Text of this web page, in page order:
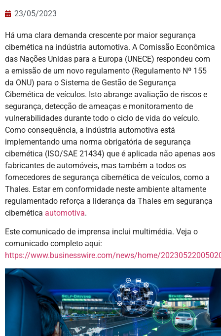
23/05/2023
Há uma clara demanda crescente por maior segurança
cibernética na indústria automotiva. A Comissão Econômica
das Nações Unidas para a Europa (UNECE) respondeu com
a emissão de um novo regulamento (Regulamento Nº 155
da ONU) para o Sistema de Gestão de Segurança
Cibernética de veículos. Isto abrange avaliação de riscos e
segurança, detecção de ameaças e monitoramento de
vulnerabilidades durante todo o ciclo de vida do veículo.
Como consequência, a indústria automotiva está
implementando uma norma obrigatória de segurança
cibernética (ISO/SAE 21434) que é aplicada não apenas aos
fabricantes de automóveis, mas também a todos os
fornecedores de segurança cibernética de veículos, como a
Thales. Estar em conformidade neste ambiente altamente
regulamentado reforça a liderança da Thales em segurança
cibernética automotiva.
Este comunicado de imprensa inclui multimédia. Veja o
comunicado completo aqui:
https://www.businesswire.com/news/home/